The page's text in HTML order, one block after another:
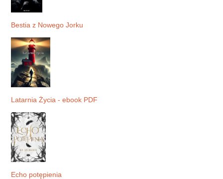
Bestia z Nowego Jorku
Latarnia Życia - ebook PDF
Echo potępienia